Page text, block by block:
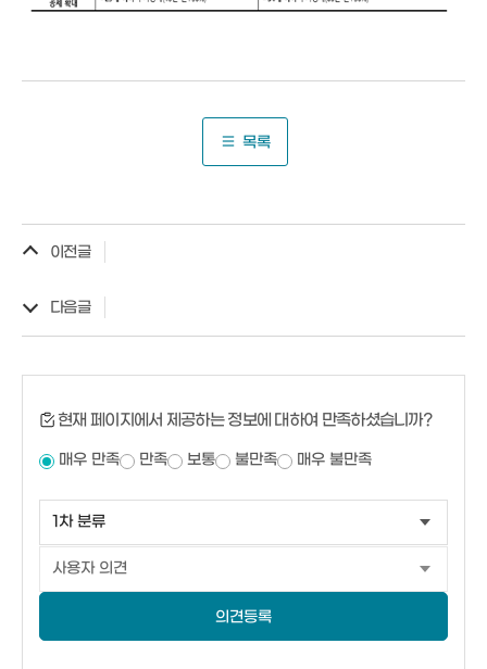
목록
이전글
다음글
현재 페이지에서 제공하는 정보에 대하여 만족하셨습니까?
매우 만족 만족 보통 불만족 매우 불만족
의견등록